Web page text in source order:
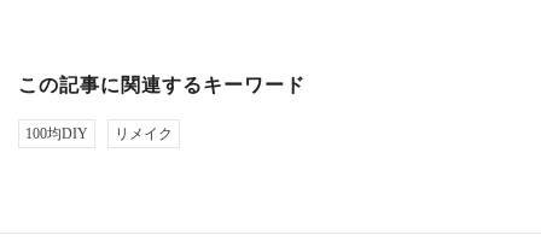
この記事に関連するキーワード
100均DIY リメイク